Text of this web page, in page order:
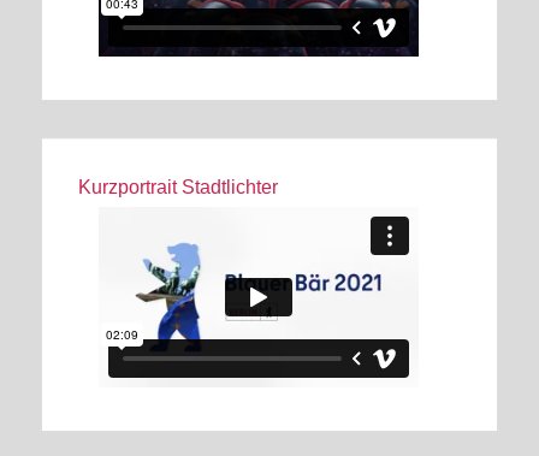
Kurzportrait Stadtlichter